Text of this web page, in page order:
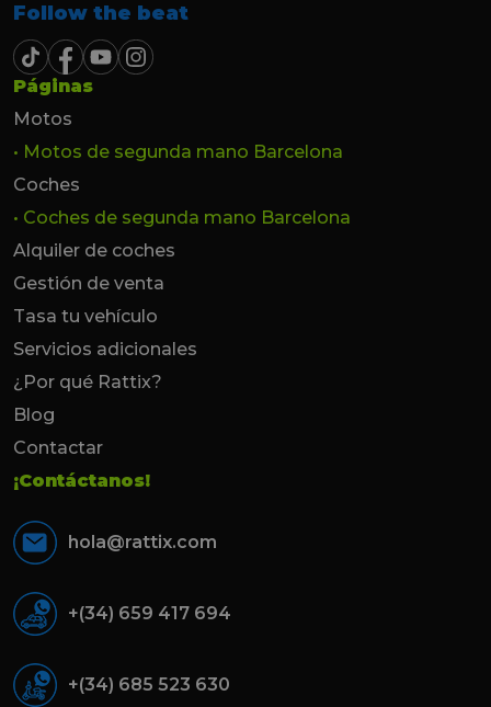
Follow the beat
Páginas
Motos
• Motos de segunda mano Barcelona
Coches
• Coches de segunda mano Barcelona
Alquiler de coches
Gestión de venta
Tasa tu vehículo
Servicios adicionales
¿Por qué Rattix?
Blog
Contactar
¡Contáctanos!
hola@rattix.com
+(34) 659 417 694
+(34) 685 523 630